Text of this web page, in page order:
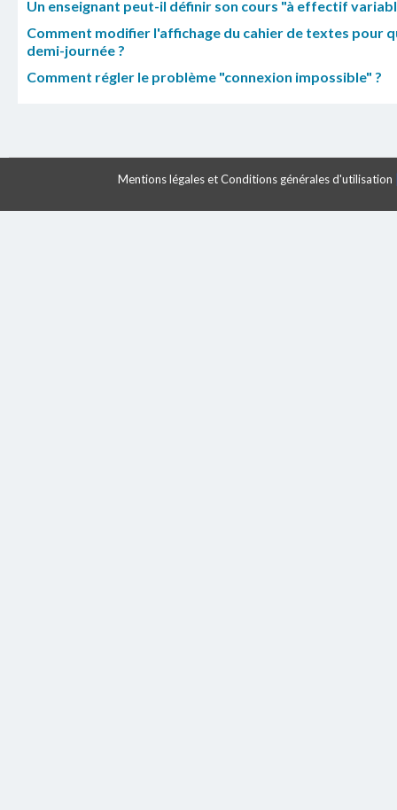
Un enseignant peut-il définir son cours "à effectif
Comment modifier l'affichage du cahier de textes pour
demi-journée ?
Comment régler le problème "connexion impossible" ?
Mentions légales et Conditions générales d'utilisation